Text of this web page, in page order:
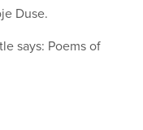
Duse.
says: Poems of